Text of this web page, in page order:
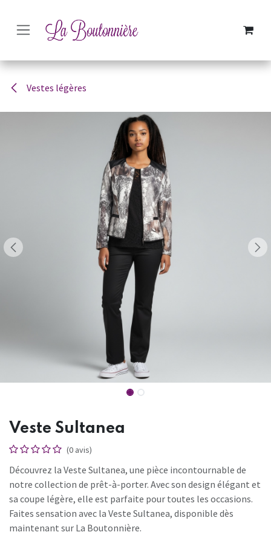
Vestes légères
Veste Sultanea
(0 avis)
Découvrez la Veste Sultanea, une pièce incontournable de
notre collection de prêt-à-porter. Avec son design élégant et
sa coupe légère, elle est parfaite pour toutes les occasions.
Faites sensation avec la Veste Sultanea, disponible dès
maintenant sur La Boutonnière.